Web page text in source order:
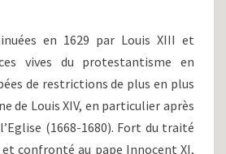
REVOLUTION »,
LES
PRÉLUDES
LA
GUERRE
en 1629 par Louis XIII et
vives du protestantisme en
de restrictions de plus en plus
de Louis XIV, en particulier après
(1668-1680). Fort du traité
et confronté au pape Innocent XI,